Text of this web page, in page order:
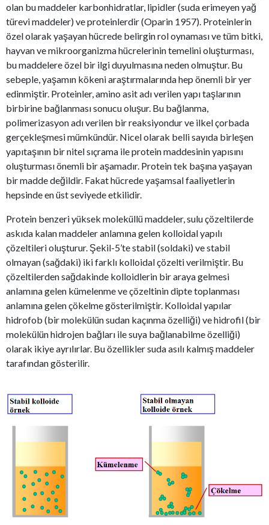
olan bu maddeler karbonhidratlar, lipidler (suda erimeyen yağ
türevi maddeler) ve proteinlerdir (Oparin 1957). Proteinlerin
özel olarak yaşayan hücrede belirgin rol oynaması ve tüm bitki,
hayvan ve mikroorganizma hücrelerinin temelini oluşturması,
bu maddelere özel bir ilgi duyulmasına neden olmuştur. Bu
sebeple, yaşamın kökeni araştırmalarında hep önemli bir yer
edinmiştir. Proteinler, amino asit adı verilen yapı taşlarının
birbirine bağlanması sonucu oluşur. Bu bağlanma,
polimerizasyon adı verilen bir reaksiyondur ve ilkel çorbada
gerçekleşmesi mümkündür. Nicel olarak belli sayıda birleşen
yapıtaşının bir nitel sıçrama ile protein maddesinin yapısını
oluşturması önemli bir aşamadır. Protein tek başına yaşayan
bir madde değildir. Fakat hücrede yaşamsal faaliyetlerin
hepsinde en üst seviyede etkilidir.
Protein benzeri yüksek moleküllü maddeler, sulu çözeltilerde
askıda kalan maddeler anlamına gelen kolloidal yapılı
çözeltileri oluşturur. Şekil-5’te stabil (soldaki) ve stabil
olmayan (sağdaki) iki farklı kolloidal çözelti verilmiştir. Bu
çözeltilerden sağdakinde kolloidlerin bir araya gelmesi
anlamına gelen kümelenme ve çözeltinin dipte toplanması
anlamına gelen çökelme gösterilmiştir. Kolloidal yapılar
hidrofob (bir molekülün sudan kaçınma özelliği) ve hidrofil (bir
molekülün hidrojen bağları ile suya bağlanabilme özelliği)
olarak ikiye ayrılırlar. Bu özellikler suda asılı kalmış maddeler
tarafından gösterilir.